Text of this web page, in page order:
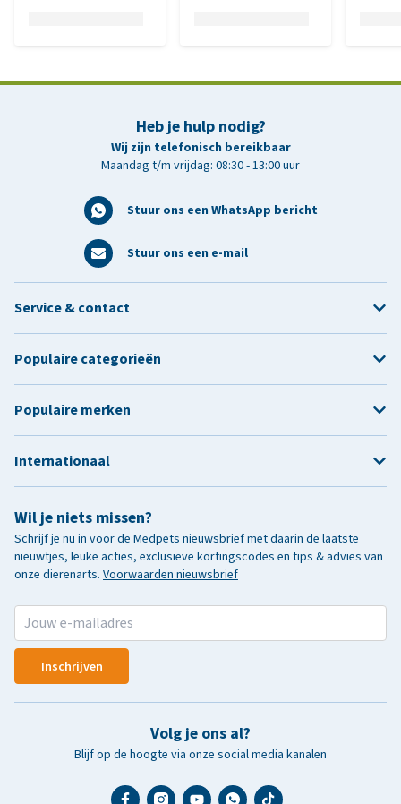
Heb je hulp nodig?
Wij zijn telefonisch bereikbaar
Maandag t/m vrijdag: 08:30 - 13:00 uur
Stuur ons een WhatsApp bericht
Stuur ons een e-mail
Wil je niets missen?
Schrijf je nu in voor de Medpets nieuwsbrief met daarin de laatste
nieuwtjes, leuke acties, exclusieve kortingscodes en tips & advies van
onze dierenarts. Voorwaarden nieuwsbrief
Inschrijven
Volg je ons al?
Blijf op de hoogte via onze social media kanalen
Service & contact
Populaire categorieën
Populaire merken
Internationaal